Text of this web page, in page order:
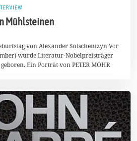
Mühlsteinen
von Alexander Solschenizyn Vor
wurde Literatur-Nobelpreisträger
Ein Porträt von PETER MOHR